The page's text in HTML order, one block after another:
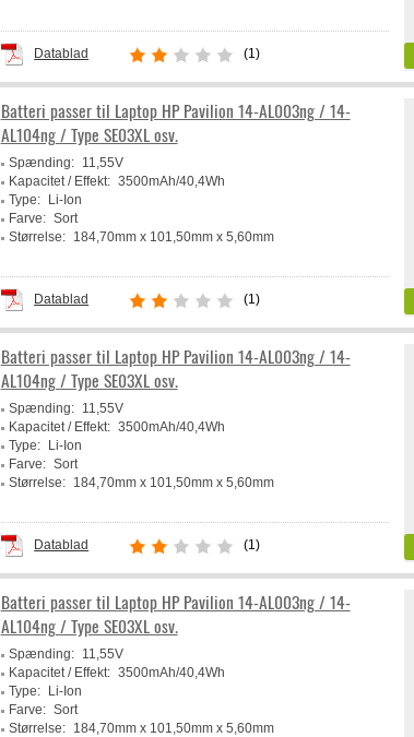
Datablad (1)
Batteri passer til Laptop HP Pavilion 14-AL003ng / 14-
AL104ng / Type SE03XL osv.
Spænding:
11,55V
Kapacitet / Effekt: 3500mAh/40,4Wh
Type:
Li-Ion
Farve: Sort
Størrelse:
184,70mm x 101,50mm x 5,60mm
Datablad (1)
Batteri passer til Laptop HP Pavilion 14-AL003ng / 14-
AL104ng / Type SE03XL osv.
Spænding:
11,55V
Kapacitet / Effekt: 3500mAh/40,4Wh
Type:
Li-Ion
Farve: Sort
Størrelse:
184,70mm x 101,50mm x 5,60mm
Datablad (1)
Batteri passer til Laptop HP Pavilion 14-AL003ng / 14-
AL104ng / Type SE03XL osv.
Spænding:
11,55V
Kapacitet / Effekt: 3500mAh/40,4Wh
Type:
Li-Ion
Farve: Sort
Størrelse:
184,70mm x 101,50mm x 5,60mm